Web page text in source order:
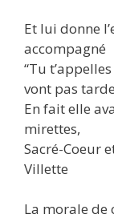
Et lui donne
accompagné
“Tu
vont pas
En fait elle
mirettes,
Sacré-Coeur
Villette
La morale de